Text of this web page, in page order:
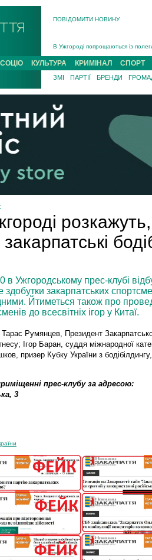
ПОВІДОМИТИ НОВИНУ
В Ужгороді попрощаються із
В Ужгороді 5 серпня
Підтвердили загибель
На війні з рф поліг військовий з
На Хустщині внаслідок ДТП за
Інструктора районного ТЦК на
СОЦІО КУЛЬТУРА КРИМІНАЛ СПОРТ
ЗМІ ПАРТІЇ БРЕНДИ
в Ужгородському прес-клубі
закарпатських
Йтиметься також про
до всесвітніх ігор у Китаї.
Тарас Румянцев, Президент
Ігор Баран, суддя міжнародної
призер Кубку України з
прес-клубу за адресою:
3